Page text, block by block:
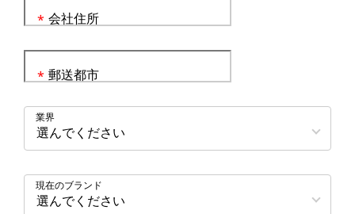
会社住所
*
郵送都市
*
業界
現在のブランド